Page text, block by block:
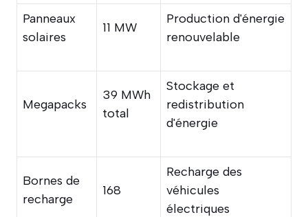
Panneaux
solaires
11 MW
Production d'énergie
renouvelable
Megapacks
39 MWh
total
Stockage et
redistribution
d'énergie
Bornes de
recharge
168
Recharge des
véhicules
électriques